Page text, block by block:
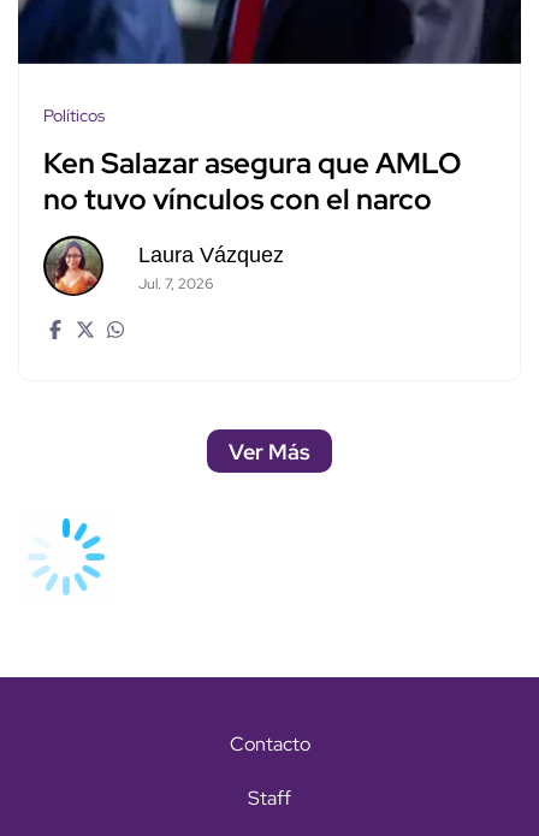
Políticos
Ken Salazar asegura que AMLO
no tuvo vínculos con el narco
Laura Vázquez
Jul. 7, 2026
Ver Más
Contacto
Staff